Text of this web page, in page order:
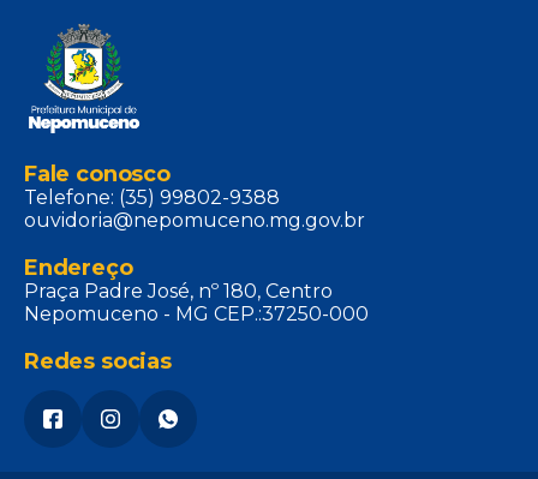
Fale conosco
Telefone: (35) 99802-9388
ouvidoria@nepomuceno.mg.gov.br
Endereço
Praça Padre José, nº 180, Centro
Nepomuceno - MG CEP.:37250-000
Redes socias